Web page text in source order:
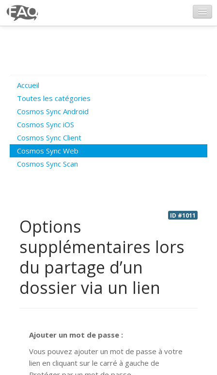
Poser une question
Questions ouvertes
Connexion
Accueil
Toutes les catégories
Cosmos Sync Android
Cosmos Sync iOS
Cosmos Sync Client
Cosmos Sync Web
Cosmos Sync Scan
ID #1011
Options
supplémentaires lors
du partage d’un
dossier via un lien
Ajouter un mot de passe :
Vous pouvez ajouter un mot de passe à votre
lien en cliquant sur le carré à gauche de